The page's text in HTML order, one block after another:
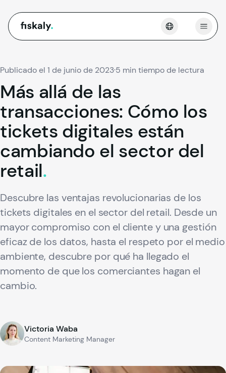
fiskaly. Abrir
Publicado el 1 de junio de 2023·5 min tiempo de lectura
Más allá de las
transacciones: Cómo los
tickets digitales están
cambiando el sector del
retail.
Descubre las ventajas revolucionarias de los
tickets digitales en el sector del retail. Desde un
mayor compromiso con el cliente y una gestión
eficaz de los datos, hasta el respeto por el medio
ambiente, descubre por qué ha llegado el
momento de que los comerciantes hagan el
cambio.
Victoria Waba
Content Marketing Manager